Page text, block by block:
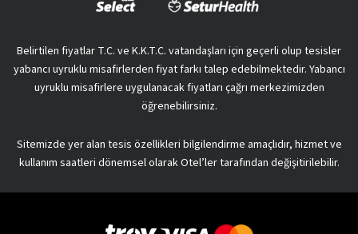
Belirtilen fiyatlar T.C. ve K.K.T.C. vatandaşları için geçerli olup tesisler
yabancı uyruklu misafirlerden fiyat farkı talep edebilmektedir. Yabancı
uyruklu misafirlere uygulanacak fiyatları çağrı merkezimizden
öğrenebilirsiniz.
Sitemizde yer alan tesis özellikleri bilgilendirme amaçlıdır, hizmet ve
kullanım saatleri dönemsel olarak Otel’ler tarafından değişitirilebilir.